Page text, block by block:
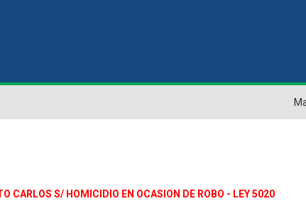
CARLOS S/ HOMICIDIO EN OCASION DE ROBO - LEY 5020